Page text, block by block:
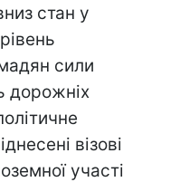
стан у
сили
дорожніх
візові
участі